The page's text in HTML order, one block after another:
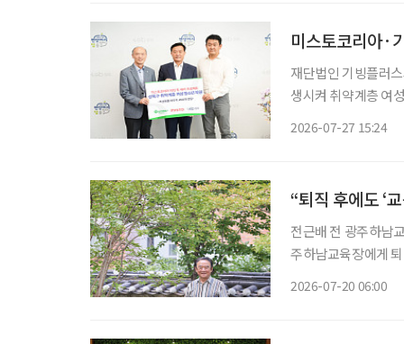
재단법인 기빙플러
생시켜 취약계층 여성 450명에게 전달했
2026-07-27 15:24
“퇴직 후에도 ‘
전근배 전 광주하남교육장 많은 사람이 퇴직을 인생의 쉼표라고 말한다
주하남교육장에게
2026-07-20 06:00